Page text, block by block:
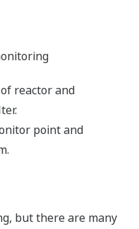
reactor and
point and
but there are many